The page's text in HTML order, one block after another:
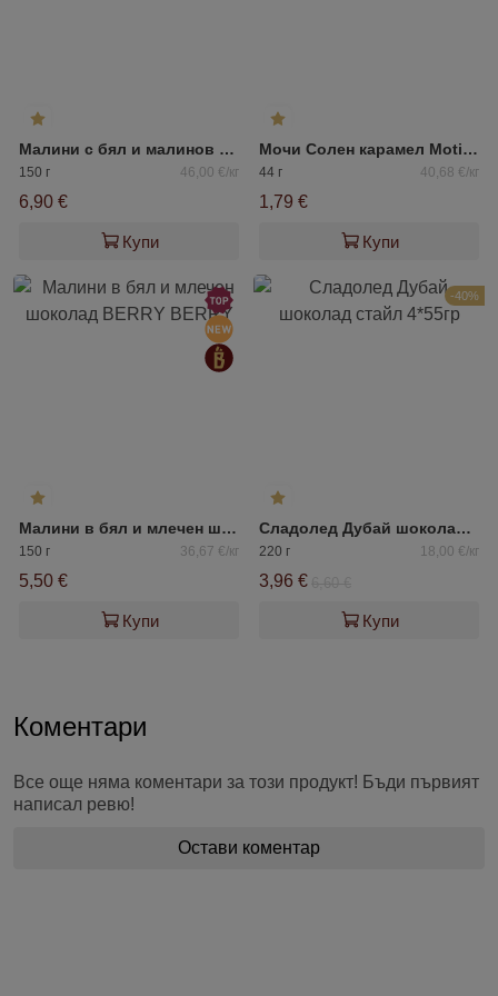
Малини с бял и малинов шоколад FRANUI
150 г 46,00 €/кг
6,90 €
Купи
Мочи Солен карамел Motiko
44 г 40,68 €/кг
1,79 €
Купи
Малини в бял и млечен шоколад BERRY BERRY
150 г 36,67 €/кг
5,50 €
Купи
-40%
Сладолед Дубай шоколад стайл 4*55гр
220 г 18,00 €/кг
3,96 €
Купи
Коментари
Все още няма коментари за този продукт! Бъди първият
написал ревю!
Остави коментар